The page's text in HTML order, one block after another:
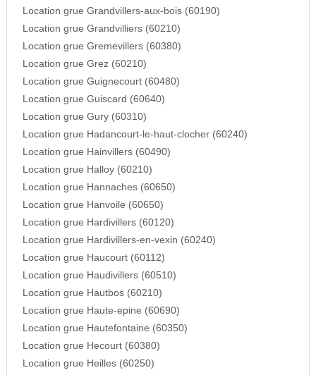
Location grue Grandvillers-aux-bois (60190)
Location grue Grandvilliers (60210)
Location grue Gremevillers (60380)
Location grue Grez (60210)
Location grue Guignecourt (60480)
Location grue Guiscard (60640)
Location grue Gury (60310)
Location grue Hadancourt-le-haut-clocher (60240)
Location grue Hainvillers (60490)
Location grue Halloy (60210)
Location grue Hannaches (60650)
Location grue Hanvoile (60650)
Location grue Hardivillers (60120)
Location grue Hardivillers-en-vexin (60240)
Location grue Haucourt (60112)
Location grue Haudivillers (60510)
Location grue Hautbos (60210)
Location grue Haute-epine (60690)
Location grue Hautefontaine (60350)
Location grue Hecourt (60380)
Location grue Heilles (60250)